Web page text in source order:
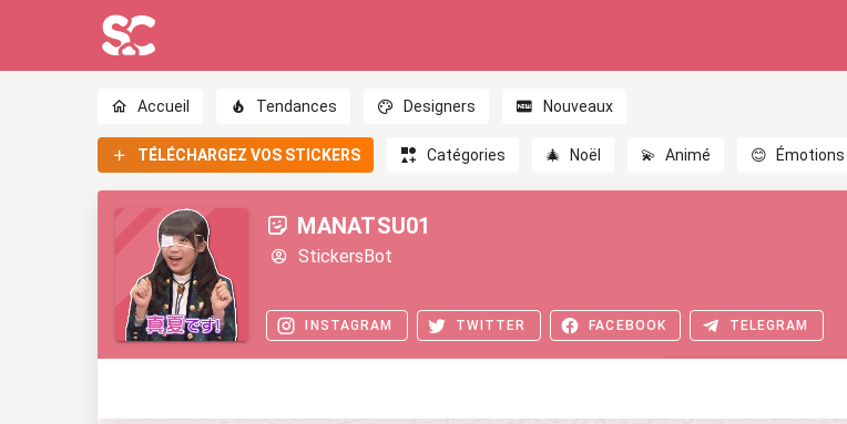
Accueil Tendances Designers Nouveaux
TÉLÉCHARGEZ VOS STICKERS Catégories 🎄 Noël 💫 Animé 😊 Émotions
MANATSU01
StickersBot
INSTAGRAM TWITTER FACEBOOK TELEGRAM